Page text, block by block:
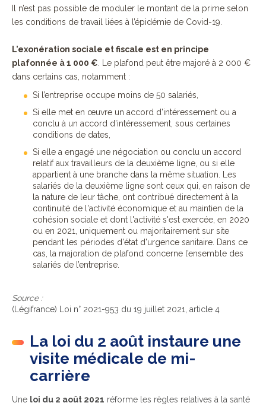
Il n’est pas possible de moduler le montant de la prime selon
les conditions de travail liées à l’épidémie de Covid-19.
L’exonération sociale et fiscale est en principe
plafonnée à 1 000 € . Le plafond peut être majoré à 2 000 €
dans certains cas, notamment :
Si l’entreprise occupe moins de 50 salariés,
Si elle met en œuvre un accord d’intéressement ou a
conclu à un accord d’intéressement, sous certaines
conditions de dates,
Si elle a engagé une négociation ou conclu un accord
relatif aux travailleurs de la deuxième ligne, ou si elle
appartient à une branche dans la même situation. Les
salariés de la deuxième ligne sont ceux qui, en raison de
la nature de leur tâche, ont contribué directement à la
continuité de l'activité économique et au maintien de la
cohésion sociale et dont l'activité s'est exercée, en 2020
ou en 2021, uniquement ou majoritairement sur site
pendant les périodes d'état d'urgence sanitaire. Dans ce
cas, la majoration de plafond concerne l’ensemble des
salariés de l’entreprise.
Source :
(Légifrance) Loi n° 2021-953 du 19 juillet 2021, article 4
La loi du 2 août instaure une
visite médicale de mi-
carrière
Une loi du 2 août 2021 réforme les règles relatives à la santé